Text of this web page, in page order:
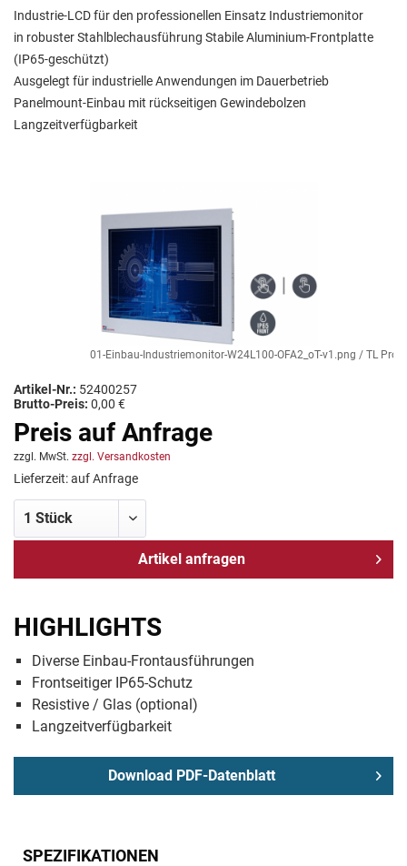
Industrie-LCD für den professionellen Einsatz Industriemonitor
in robuster Stahlblechausführung Stabile Aluminium-Frontplatte
(IP65-geschützt)
Ausgelegt für industrielle Anwendungen im Dauerbetrieb
Panelmount-Einbau mit rückseitigen Gewindebolzen
Langzeitverfügbarkeit
01-Einbau-Industriemonitor-W24L100-OFA2_oT-v1.png / TL
Artikel-Nr.: 52400257
Brutto-Preis: 0,00 €
Preis auf Anfrage
zzgl. MwSt. zzgl. Versandkosten
Lieferzeit: auf Anfrage
Artikel anfragen
HIGHLIGHTS
Diverse Einbau-Frontausführungen
Frontseitiger IP65-Schutz
Resistive / Glas (optional)
Langzeitverfügbarkeit
Download PDF-Datenblatt
SPEZIFIKATIONEN